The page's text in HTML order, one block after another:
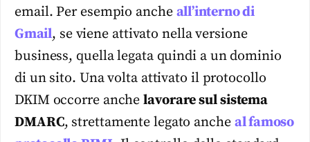
email. Per esempio anche all’interno di
Gmail, se viene attivato nella versione
business, quella legata quindi a un dominio
di un sito. Una volta attivato il protocollo
DKIM occorre anchelavorare sul sistema
DMARC, strettamente legato anche al famoso